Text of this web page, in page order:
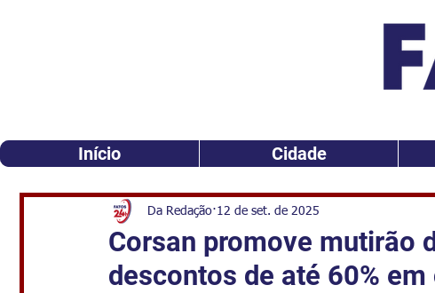
Início Cidade
Corsan promove mutirão
descontos de até 60%
Da Redação 12 de set. de 2025